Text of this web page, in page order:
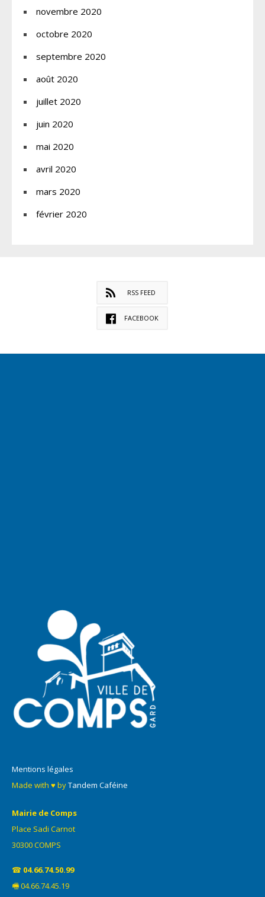
novembre 2020
octobre 2020
septembre 2020
août 2020
juillet 2020
juin 2020
mai 2020
avril 2020
mars 2020
février 2020
RSS FEED
FACEBOOK
Mentions légales
Made with ♥ byTandem Caféine
Mairie de Comps
Place Sadi Carnot
30300 COMPS
☎ 04.66.74.50.99
🖷 04.66.74.45.19